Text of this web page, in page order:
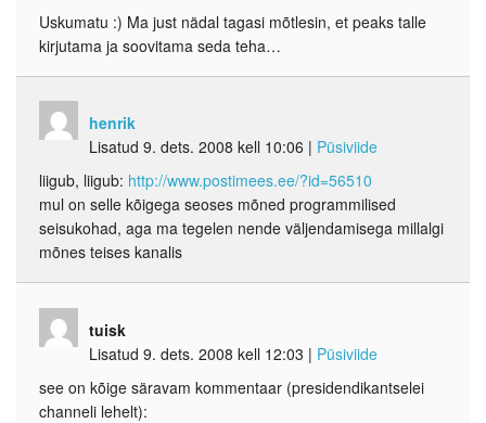
Uskumatu :) Ma just nädal tagasi mõtlesin, et peaks talle
kirjutama ja soovitama seda teha…
henrik
Lisatud 9. dets. 2008 kell 10:06 | Püsiviide
liigub, liigub: http://www.postimees.ee/?id=56510
mul on selle kõigega seoses mõned programmilised
seisukohad, aga ma tegelen nende väljendamisega millalgi
mõnes teises kanalis
tuisk
Lisatud 9. dets. 2008 kell 12:03 | Püsiviide
see on kõige säravam kommentaar (presidendikantselei
channeli lehelt):